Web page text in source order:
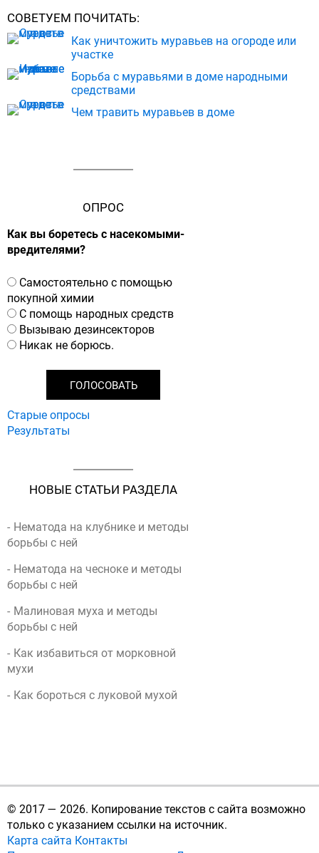
СОВЕТУЕМ ПОЧИТАТЬ:
Как уничтожить муравьев на огороде или
участке
Борьба с муравьями в доме народными
средствами
Чем травить муравьев в доме
ОПРОС
Как вы боретесь с насекомыми-
вредителями?
В
а
р
и
а
Самостоятельно с помощью
покупной химии
С помощь народных средств
Вызываю дезинсекторов
Никак не борюсь.
Старые опросы
Результаты
НОВЫЕ СТАТЬИ РАЗДЕЛА
Нематода на клубнике и методы
борьбы с ней
Нематода на чесноке и методы
борьбы с ней
Малиновая муха и методы
борьбы с ней
Как избавиться от морковной
мухи
Как бороться с луковой мухой
© 2017 — 2026. Копирование текстов с сайта возможно
только с указанием ссылки на источник.
Карта сайта Контакты